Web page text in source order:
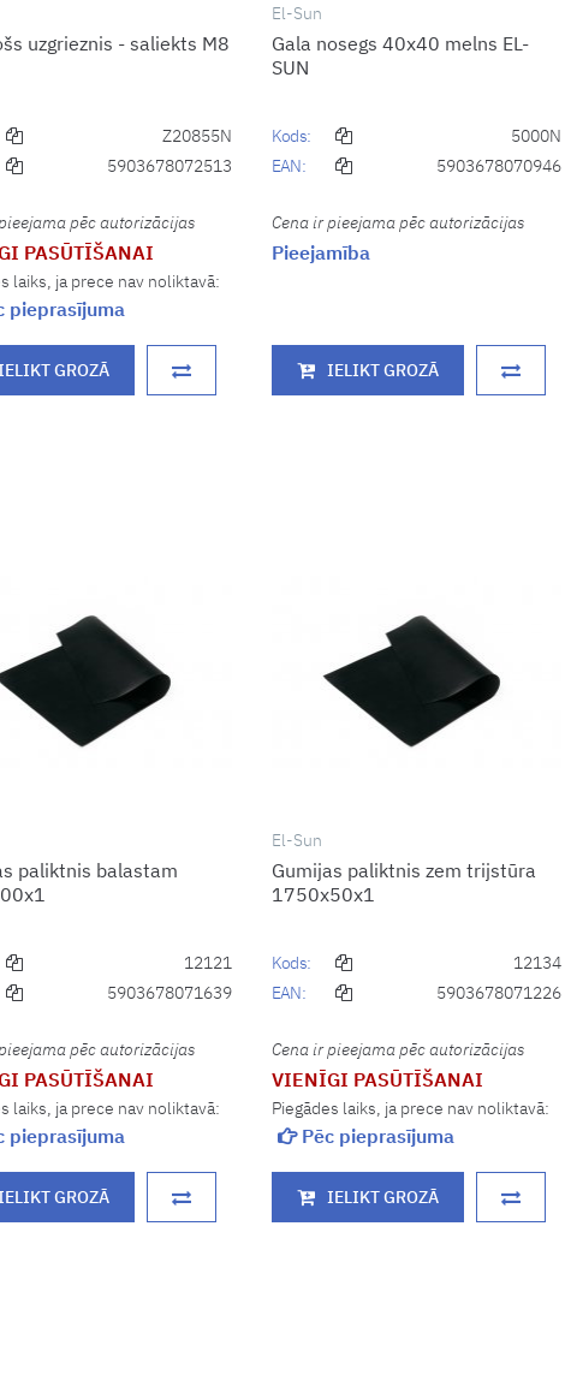
uzgrieznis - saliekts M8
Z20855N
5903678072513
pēc autorizācijas
PASŪTĪŠANAI
laiks, ja prece nav noliktavā:
pieprasījuma
GROZĀ
El-Sun
Gala nosegs 40x40 melns EL-
SUN
Kods:
5000N
EAN:
5903678070946
Cena ir pieejama pēc autorizācijas
Pieejamība
IELIKT GROZĀ
paliktnis balastam
12121
5903678071639
pēc autorizācijas
PASŪTĪŠANAI
laiks, ja prece nav noliktavā:
pieprasījuma
GROZĀ
El-Sun
Gumijas paliktnis zem trijstūra
1750x50x1
Kods:
12134
EAN:
5903678071226
Cena ir pieejama pēc autorizācijas
VIENĪGI PASŪTĪŠANAI
Piegādes laiks, ja prece nav noliktavā:
Pēc pieprasījuma
IELIKT GROZĀ